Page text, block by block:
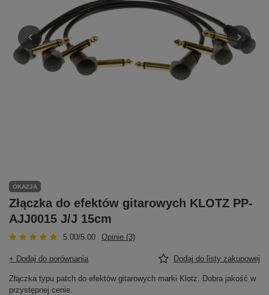
OKAZJA
Złączka do efektów gitarowych KLOTZ PP-
AJJ0015 J/J 15cm
5.00/5.00 Opinie (3)
+ Dodaj do porównania Dodaj do listy zakupowej
Złączka typu patch do efektów gitarowych marki Klotz. Dobra jakość w
przystępnej cenie.